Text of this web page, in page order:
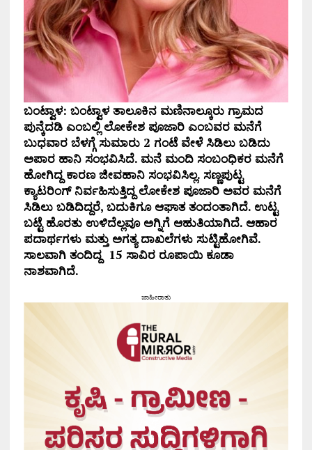
ಬಂಟ್ವಾಳ: ಬಂಟ್ವಾಳ ತಾಲೂಕಿನ ಮಣಿನಾಲ್ಕೂರು ಗ್ರಾಮದ
ಪುನ್ಕೆದಡಿ ಎಂಬಲ್ಲಿ ಲೋಕೇಶ ಪೂಜಾರಿ ಎಂಬವರ ಮನೆಗೆ
ಬುಧವಾರ ಬೆಳಗ್ಗೆ ಸುಮಾರು 2 ಗಂಟೆ ವೇಳೆ ಸಿಡಿಲು ಬಡಿದು
ಅಪಾರ ಹಾನಿ ಸಂಭವಿಸಿದೆ. ಮನೆ ಮಂದಿ ಸಂಬಂಧಿಕರ ಮನೆಗೆ
ಹೋಗಿದ್ದ ಕಾರಣ ಜೀವಹಾನಿ ಸಂಭವಿಸಿಲ್ಲ. ಸಣ್ಣಪುಟ್ಟ
ಕ್ಯಾಟರಿಂಗ್ ನಿರ್ವಹಿಸುತ್ತಿದ್ದ ಲೋಕೇಶ ಪೂಜಾರಿ ಅವರ ಮನೆಗೆ
ಸಿಡಿಲು ಬಡಿದಿದ್ದರೆ, ಬದುಕಿಗೂ ಆಘಾತ ತಂದಂತಾಗಿದೆ. ಉಟ್ಟ
ಬಟ್ಟೆ ಹೊರತು ಉಳಿದೆಲ್ಲವೂ ಅಗ್ನಿಗೆ ಆಹುತಿಯಾಗಿದೆ. ಆಹಾರ
ಪದಾರ್ಥಗಳು ಮತ್ತು ಅಗತ್ಯ ದಾಖಲೆಗಳು ಸುಟ್ಟಿಹೋಗಿವೆ.
ಸಾಲವಾಗಿ ತಂದಿದ್ದ 15 ಸಾವಿರ ರೂಪಾಯಿ ಕೂಡಾ
ನಾಶವಾಗಿದೆ.
ಜಾಹೀರಾತು